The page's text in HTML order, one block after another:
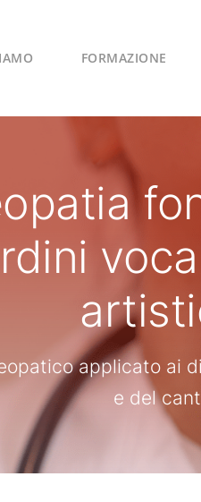
FORMAZIONE
applicato ai
e del